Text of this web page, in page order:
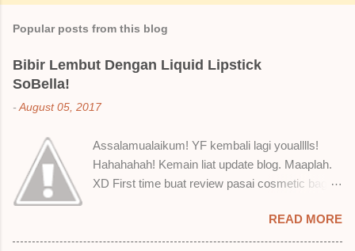
Popular posts from this blog
Bibir Lembut Dengan Liquid Lipstick
SoBella!
- August 05, 2017
Assalamualaikum! YF kembali lagi youalllls!
Hahahahah! Kemain liat update blog. Maaplah.
XD First time buat review pasai cosmetic bagai
Nak jadikan cerita, a ku baru je beli liquid lipstick
brand SoBella ni. Siap beli 3 kau! Adeh! Dari
READ MORE